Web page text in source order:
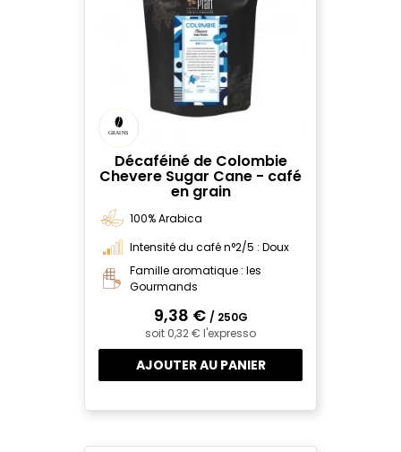
Décaféiné de Colombie
Chevere Sugar Cane - café
en grain
100% Arabica
Intensité du café n°2/5 : Doux
Famille aromatique : les
Gourmands
9,38 € / 250G
soit 0,32 € l'expresso
AJOUTER AU PANIER